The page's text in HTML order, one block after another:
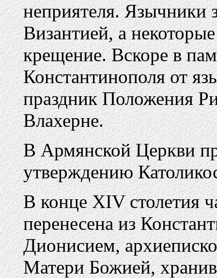
неприятеля. Язычники
Византией, а
крещение. Вскоре в
Константинополя от
праздник Положения
Влахерне.
В Армянской Церкви
утверждению
В конце ХIV столетия
перенесена из
Дионисием,
Матери Божией,